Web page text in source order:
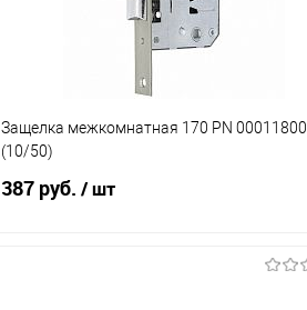
Защелка межкомнатная 170 PN 00011800
(10/50)
387 руб. / шт